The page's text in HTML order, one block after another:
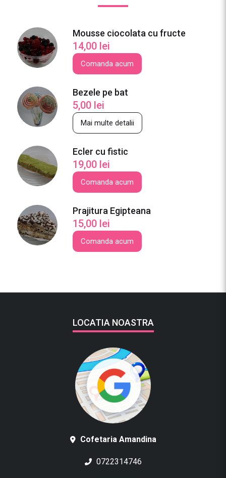
Mousse ciocolata cu fructe
14,00 lei
Comanda acum
Bezele pe bat
5,00 lei
Mai multe detalii
Ecler cu fistic
19,00 lei
Comanda acum
Prajitura Egipteana
15,00 lei
Comanda acum
LOCATIA NOASTRA
Cofetaria Amandina
0722314746